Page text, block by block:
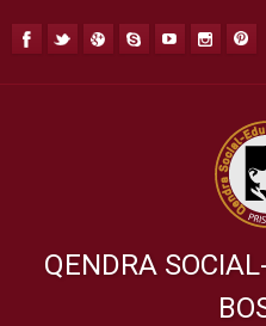
QENDRA